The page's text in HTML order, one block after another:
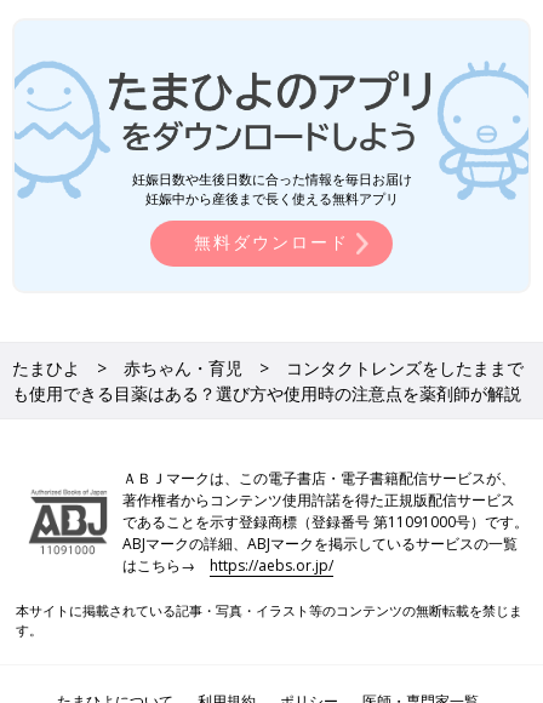
妊娠日数や生後日数に合った情報を毎日お届け
妊娠中から産後まで長く使える無料アプリ
無料ダウンロード
たまひよ 赤ちゃん・育児
コンタクトレンズをしたままで
も使用できる目薬はある？選び方や使用時の注意点を薬剤師が解説
ＡＢＪマークは、この電子書店・電子書籍配信サービスが、
著作権者からコンテンツ使用許諾を得た正規版配信サービス
であることを示す登録商標（登録番号 第11091000号）です。
ABJマークの詳細、ABJマークを掲示しているサービスの一覧
はこちら→https://aebs.or.jp/
本サイトに掲載されている記事・写真・イラスト等のコンテンツの無断転載を禁じま
す。